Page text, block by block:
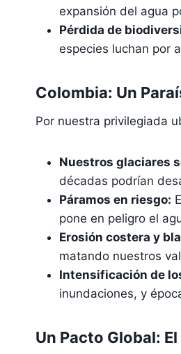
expansión del agua
Pérdida de
especies luchan por
Colombia: Un
Por nuestra privilegiada
Nuestros glaciares
décadas podrían
Páramos en riesgo:
pone en peligro el
Erosión costera y
matando nuestros
Intensificación de
inundaciones, y
Un Pacto Global: